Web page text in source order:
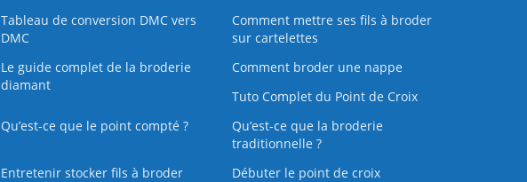
Tableau de conversion DMC vers
DMC
Comment mettre ses fils à broder
sur cartelettes
Le guide complet de la broderie
diamant
Comment broder une nappe
Tuto Complet du Point de Croix
Qu’est-ce que le point compté ?
Qu’est-ce que la broderie
traditionnelle ?
Entretenir stocker fils à broder
Débuter le point de croix